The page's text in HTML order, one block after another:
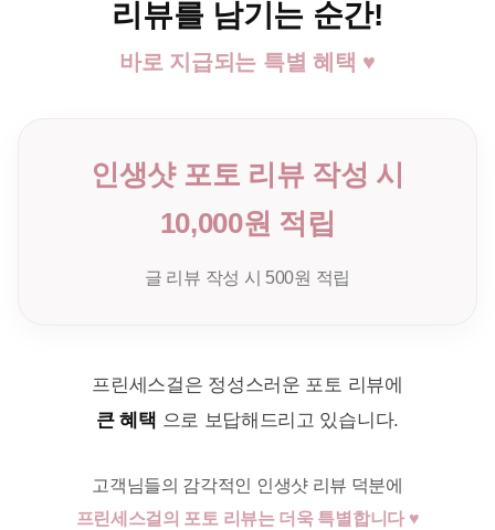
리뷰를 남기는 순간!
바로 지급되는 특별 혜택 ♥
인생샷 포토 리뷰 작성 시
10,000원 적립
글 리뷰 작성 시 500원 적립
프린세스걸은 정성스러운 포토 리뷰에
큰 혜택 으로 보답해드리고 있습니다.
고객님들의 감각적인 인생샷 리뷰 덕분에
프린세스걸의 포토 리뷰는 더욱 특별합니다 ♥